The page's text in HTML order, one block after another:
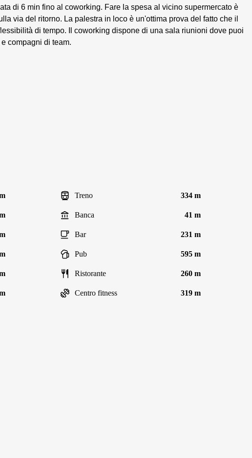
di 6 min fino al coworking. Fare la spesa al vicino supermercato è
via del ritorno. La palestra in loco è un'ottima prova del fatto che il
di tempo. Il coworking dispone di una sala riunioni dove puoi
compagni di team.
Treno 334 m
Banca 41 m
Bar 231 m
Pub 595 m
Ristorante 260 m
Centro fitness 319 m